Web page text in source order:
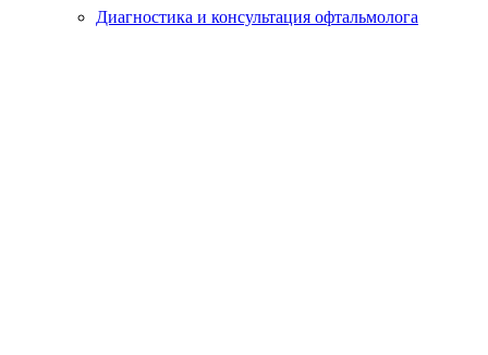
Диагностика и консультация офтальмолога